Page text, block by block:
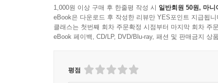
1,000원 이상 구매 후 한줄평 작성 시 일반회원 50원, 마니
eBook은 다운로드 후 작성한 리뷰만 YES포인트 지급됩니
클래스는 첫번째 회차 주문확정 시점부터 마지막 회차 주
eBook 페이백, CD/LP, DVD/Blu-ray, 패션 및 판매금지 상
평점